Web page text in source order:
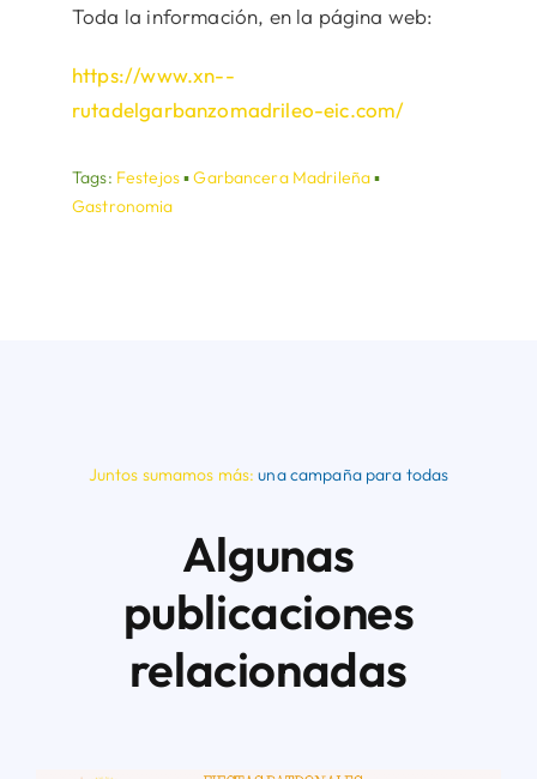
Toda la información, en la página web:
https://www.xn--
rutadelgarbanzomadrileo-eic.com/
Tags: Festejos▪Garbancera Madrileña▪
Gastronomia
Juntos sumamos más:una campaña para todas
Algunas
publicaciones
relacionadas